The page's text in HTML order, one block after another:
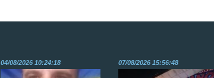
04/08/2026 10:24:18 07/08/2026 15:56:48